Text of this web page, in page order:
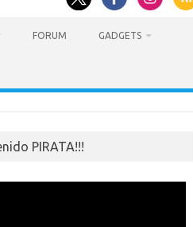
FORUM GADGETS
PIRATA!!!